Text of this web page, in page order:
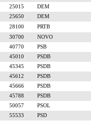
25015
DEM
25650
DEM
28100
PRTB
30700
NOVO
40770
PSB
45010
PSDB
45345
PSDB
45612
PSDB
45666
PSDB
45788
PSDB
50057
PSOL
55533
PSD